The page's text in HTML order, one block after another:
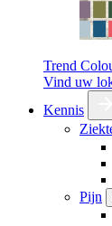
Trend
Vind uw
Kennis
Pijn